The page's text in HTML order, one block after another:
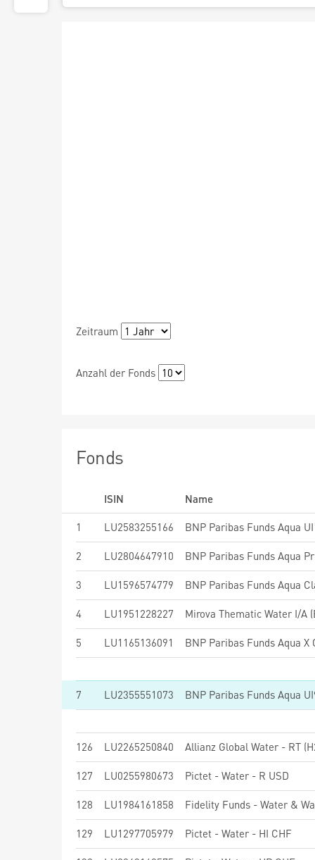
Zeitraum
Anzahl der Fonds
Fonds
ISIN
Name
1
LU2583255166 BNP Paribas Funds Aqua
2 LU2804647910 BNP Paribas Funds Aqua
3 LU1596574779 BNP Paribas Funds Aqua
4 LU1951228227 Mirova Thematic Water I/A
5 LU1165136091 BNP Paribas Funds Aqua
7 LU2355551073 BNP Paribas Funds Aqua
126 LU2265250840 Allianz Global Water - RT
127 LU0255980673 Pictet - Water - R USD
128 LU1984161858 Fidelity Funds - Water &
129 LU1297705979 Pictet - Water - HI CHF